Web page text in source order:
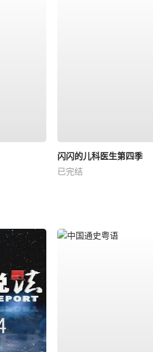
闪闪的儿科医生第四季
已完结